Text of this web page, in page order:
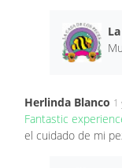
Herlinda Blanco 1
Fantastic
el cuidado de mi